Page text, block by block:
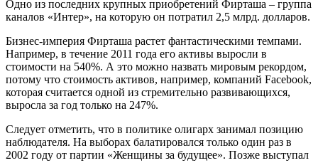
Одно из последних крупных приобретений Фирташа – группа
каналов «Интер», на которую он потратил 2,5 млрд. долларов.
Бизнес-империя Фирташа растет фантастическими темпами.
Например, в течение 2011 года его активы выросли в
стоимости на 540%. А это можно назвать мировым рекордом,
потому что стоимость активов, например, компаний Facebook,
которая считается одной из стремительно развивающихся,
выросла за год только на 247%.
Следует отметить, что в политике олигарх занимал позицию
наблюдателя. На выборах балатировался только один раз в
2002 году от партии «Женщины за будущее». Позже выступал